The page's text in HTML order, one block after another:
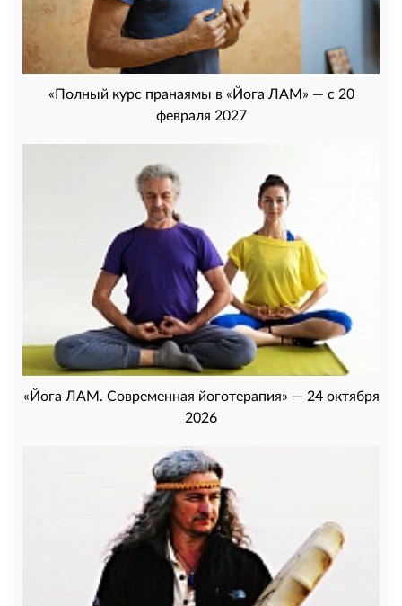
«Полный курс пранаямы в «Йога ЛАМ» — с 20
февраля 2027
«Йога ЛАМ. Современная йоготерапия» — 24 октября
2026